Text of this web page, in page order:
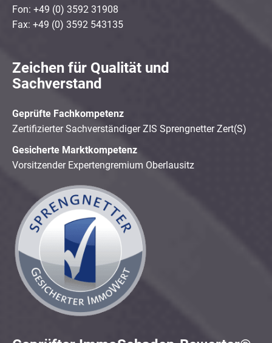
Fon: +49 (0) 3592 31908
Fax: +49 (0) 3592 543135
Zeichen für Qualität und
Sachverstand
Geprüfte Fachkompetenz
Zertifizierter Sachverständiger ZIS Sprengnetter Zert(S)
Gesicherte Marktkompetenz
Vorsitzender Expertengremium Oberlausitz